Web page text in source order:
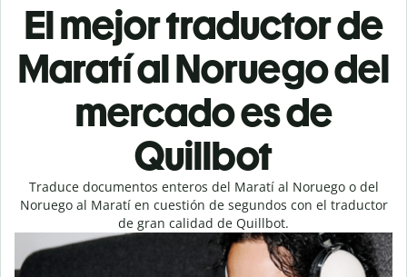
El mejor traductor de
Maratí al Noruego del
mercado es de
Quillbot
Traduce documentos enteros del Maratí al Noruego o del
Noruego al Maratí en cuestión de segundos con el traductor
de gran calidad de Quillbot.